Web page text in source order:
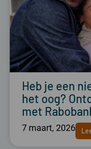
Heb je een
het oog?
met
7 maart, 2026